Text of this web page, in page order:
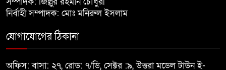
৯
নির্বাহী সম্পাদক: মোঃ মনিরুল ইসলাম
যোগাযোগের ঠিকানা
অফিস: বাসা: ২৭, রোড: ৭/ডি, সেক্টর :৯, উত্তরা মডেল টাউন ই-